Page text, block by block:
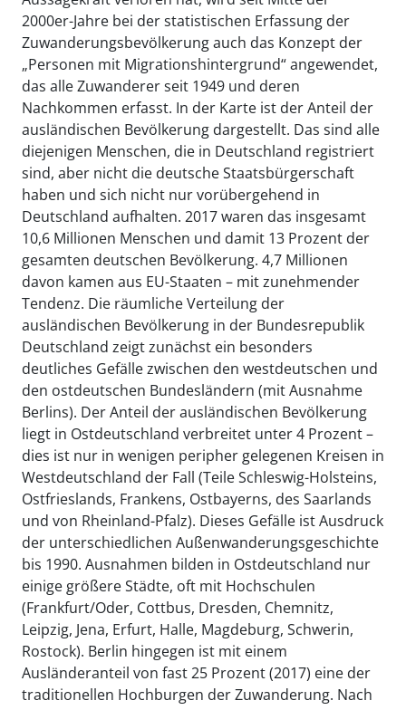
2000er-Jahre bei der statistischen Erfassung der
Zuwanderungsbevölkerung auch das Konzept der
„Personen mit Migrationshintergrund“ angewendet,
das alle Zuwanderer seit 1949 und deren
Nachkommen erfasst. In der Karte ist der Anteil der
ausländischen Bevölkerung dargestellt. Das sind alle
diejenigen Menschen, die in Deutschland registriert
sind, aber nicht die deutsche Staatsbürgerschaft
haben und sich nicht nur vorübergehend in
Deutschland aufhalten. 2017 waren das insgesamt
10,6 Millionen Menschen und damit 13 Prozent der
gesamten deutschen Bevölkerung. 4,7 Millionen
davon kamen aus EU-Staaten – mit zunehmender
Tendenz. Die räumliche Verteilung der
ausländischen Bevölkerung in der Bundesrepublik
Deutschland zeigt zunächst ein besonders
deutliches Gefälle zwischen den westdeutschen und
den ostdeutschen Bundesländern (mit Ausnahme
Berlins). Der Anteil der ausländischen Bevölkerung
liegt in Ostdeutschland verbreitet unter 4 Prozent –
dies ist nur in wenigen peripher gelegenen Kreisen in
Westdeutschland der Fall (Teile Schleswig-Holsteins,
Ostfrieslands, Frankens, Ostbayerns, des Saarlands
und von Rheinland-Pfalz). Dieses Gefälle ist Ausdruck
der unterschiedlichen Außenwanderungsgeschichte
bis 1990. Ausnahmen bilden in Ostdeutschland nur
einige größere Städte, oft mit Hochschulen
(Frankfurt/Oder, Cottbus, Dresden, Chemnitz,
Leipzig, Jena, Erfurt, Halle, Magdeburg, Schwerin,
Rostock). Berlin hingegen ist mit einem
Ausländeranteil von fast 25 Prozent (2017) eine der
traditionellen Hochburgen der Zuwanderung. Nach